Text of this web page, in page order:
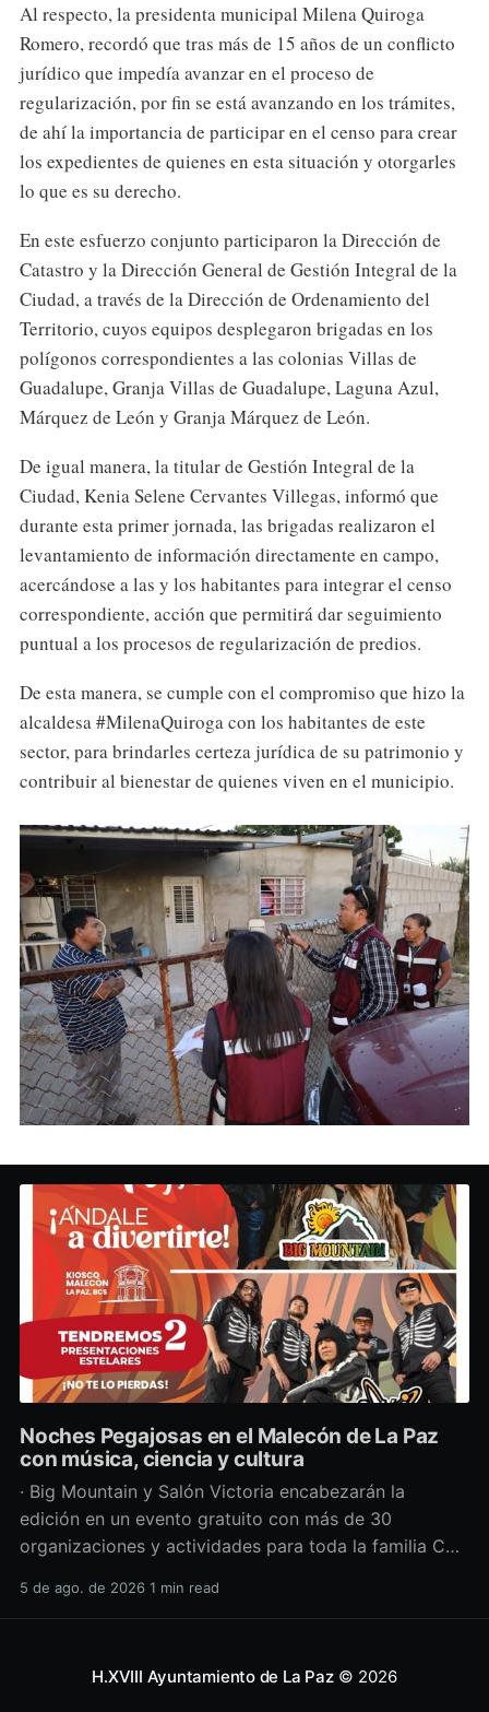
Al respecto, la presidenta municipal Milena Quiroga
Romero, recordó que tras más de 15 años de un conflicto
jurídico que impedía avanzar en el proceso de
regularización, por fin se está avanzando en los trámites,
de ahí la importancia de participar en el censo para crear
los expedientes de quienes en esta situación y otorgarles
lo que es su derecho.
En este esfuerzo conjunto participaron la Dirección de
Catastro y la Dirección General de Gestión Integral de la
Ciudad, a través de la Dirección de Ordenamiento del
Territorio, cuyos equipos desplegaron brigadas en los
polígonos correspondientes a las colonias Villas de
Guadalupe, Granja Villas de Guadalupe, Laguna Azul,
Márquez de León y Granja Márquez de León.
De igual manera, la titular de Gestión Integral de la
Ciudad, Kenia Selene Cervantes Villegas, informó que
durante esta primer jornada, las brigadas realizaron el
levantamiento de información directamente en campo,
acercándose a las y los habitantes para integrar el censo
correspondiente, acción que permitirá dar seguimiento
puntual a los procesos de regularización de predios.
De esta manera, se cumple con el compromiso que hizo la
alcaldesa #MilenaQuiroga con los habitantes de este
sector, para brindarles certeza jurídica de su patrimonio y
contribuir al bienestar de quienes viven en el municipio.
Noches Pegajosas en el Malecón de La Paz
con música, ciencia y cultura
· Big Mountain y Salón Victoria encabezarán la
edición en un evento gratuito con más de 30
organizaciones y actividades para toda la familia Con
divulgación científica y actividades culturales
5 de ago. de 2026 1 min read
H.XVIII Ayuntamiento de La Paz© 2026